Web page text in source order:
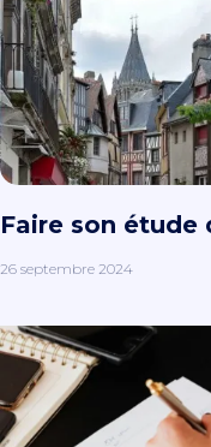
Faire son étude
26 septembre 2024